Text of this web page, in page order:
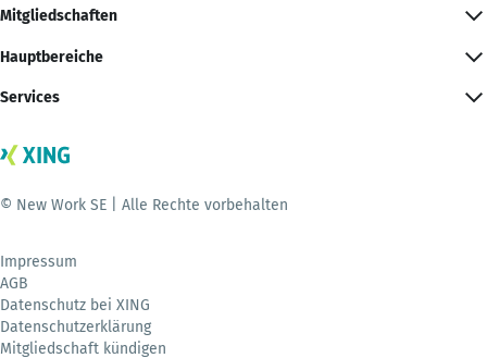
Mitgliedschaften
Hauptbereiche
Services
© New Work SE | Alle Rechte vorbehalten
Impressum
AGB
Datenschutz bei XING
Datenschutzerklärung
Mitgliedschaft kündigen